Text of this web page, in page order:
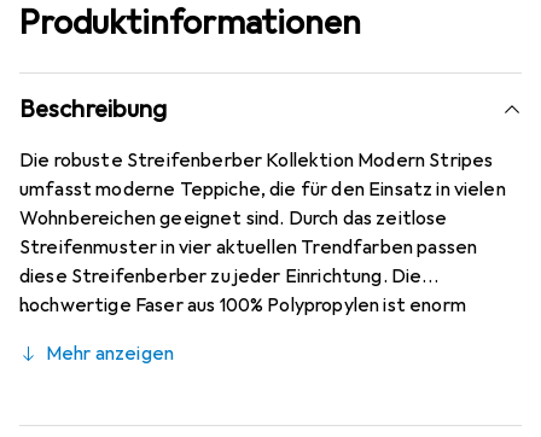
Produktinformationen
Beschreibung
Die robuste Streifenberber Kollektion Modern Stripes
umfasst moderne Teppiche, die für den Einsatz in vielen
Wohnbereichen geeignet sind. Durch das zeitlose
Streifenmuster in vier aktuellen Trendfarben passen
diese Streifenberber zu jeder Einrichtung. Die
hochwertige Faser aus 100% Polypropylen ist enorm
Oberfläche lässt sich einfach saugen und ist daher
schadstoffgeprüft durch die Gemeinschaft
Mehr anzeigen